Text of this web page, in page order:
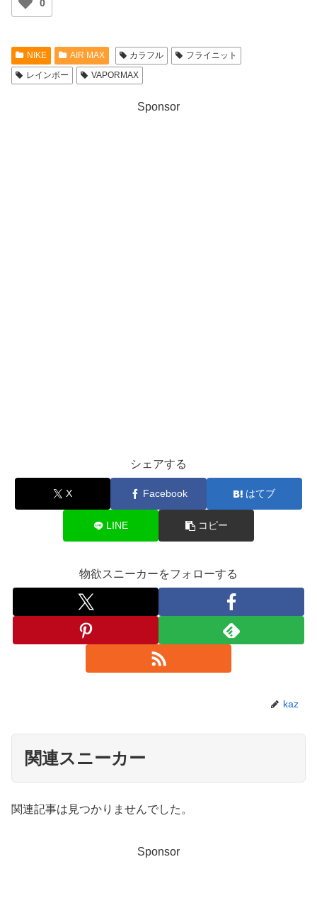
0
NIKE AIR MAX カラフル
フライニット
レインボー
VAPORMAX
Sponsor
シェアする
X Facebook はてブ
LINE コピー
物欲スニーカーをフォローする
kaz
関連スニーカー
関連記事は見つかりませんでした。
Sponsor